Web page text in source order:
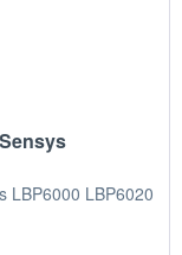
LBP6000 LBP6020